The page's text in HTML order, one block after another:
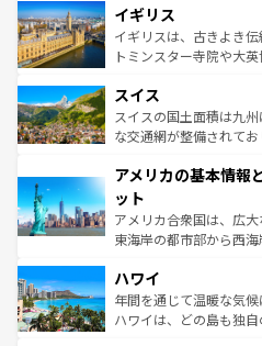
香り高いラベンダー畑な
らに、パリ以外の地域
も豊かな歴史と文化が
を参照してほしい。
顔を持つこの国は、どこ
ルリンの文化的活気、
してライン川沿いのワ
は、お酒好きな人にはぜひ体験
ドイツ情報はコンテン
イギリス
イギリスは、古きよき
トミンスター寺院や大
リアごとに異なる魅力
ティー、ビール好きに
戦など、本場だからこ
ンツ一覧を参照してほし
スイス
スイスの国土面積は九
な交通網が整備されて
の建物がそのまま残る
博物館もあり、アルプ
ことができる。国民の所
者向けの交通パス提供
着のスイス情報は
アメリカの基本情報
ット
アメリカ合衆国は、広大
東海岸の都市部から西
のような巨大都市は、観
ンメントが詰まった刺
西部には大自然が広が
ハワイ
年間を通じて温暖な気
ハワイは、どの島も独